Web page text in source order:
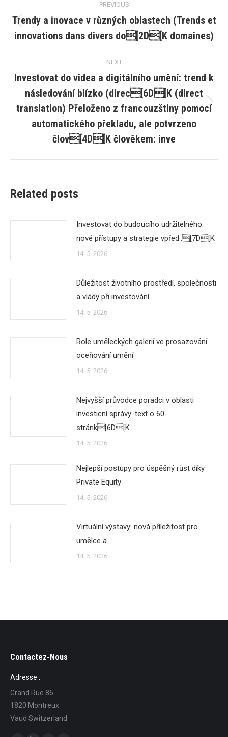
navigation
PREVIOUS
Previous
post:
Trendy a inovace v různých oblastech (Trends et
innovations dans divers do[2D[K domaines)
NEXT
Next
post:
Investovat do videa a digitálního umění: trend k
následování blízko (direc[6D[K (direct
translation) Přeloženo z francouzštiny pomocí
automatického překladu, ale potvrzeno
člov[4D[K člověkem: inve
Related posts
Investovat do budoucího udržitelného:
nové přístupy a strategie vpřed..[7D[K
14. 5. 2026
Důležitost životního prostředí, společnosti
a vlády při investování
14. 5. 2026
Role uměleckých galerií ve prosazování
oceňování umění
14. 5. 2026
Nejvyšší průvodce poradci v oblasti
investicní správy: text o 60
stránk[6D[K
14. 5. 2026
Nejlepší postupy pro úspěšný růst díky
Private Equity
14. 5. 2026
Virtuální výstavy: nová příležitost pro
umělce a…
14. 5. 2026
Contactez-Nous
Adresse :
Grand Rue 86
1820 Montreux
Vaud Switzerland